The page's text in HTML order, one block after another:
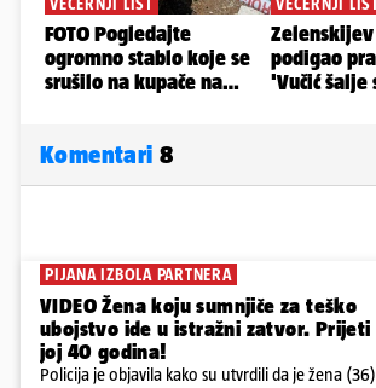
Komentari 8
PIJANA IZBOLA PARTNERA
VIDEO Žena koju sumnjiče za teško
ubojstvo ide u istražni zatvor. Prijeti
joj 40 godina!
Policija je objavila kako su utvrdili da je žena (36)